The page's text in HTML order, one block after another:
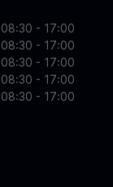
08:30 - 17:00
08:30 - 17:00
08:30 - 17:00
08:30 - 17:00
08:30 - 17:00